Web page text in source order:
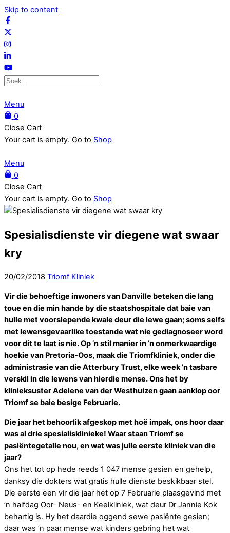
Skip to content
Menu
0
Close Cart
Your cart is empty. Go to Shop
Menu
0
Close Cart
Your cart is empty. Go to Shop
Spesialisdienste vir diegene wat swaar
kry
20/02/2018 Triomf Kliniek
Vir die behoeftige inwoners van Danville beteken die lang
toue en die min hande by die staatshospitale dat baie van
hulle met voorslepende kwale deur die lewe gaan; soms selfs
met lewensgevaarlike toestande wat nie gediagnoseer word
voor dit te laat is nie. Op ’n stil manier in ’n onmerkwaardige
hoekie van Pretoria-Oos, maak die Triomfkliniek, onder die
administrasie van die Atterbury Trust, elke week ’n tasbare
verskil in die lewens van hierdie mense. Ons het by
klinieksuster Adelene van der Westhuizen gaan aanklop oor
Triomf se baie besige Februarie.
Die jaar het behoorlik afgeskop met hoë impak, ons hoor daar
was al drie spesialisklinieke! Waar staan Triomf se
pasiëntegetalle nou, en wat was julle eerste kliniek van die
jaar?
Ons het tot op hede reeds 1 047 mense gesien en gehelp,
danksy die dokters wat gratis hulle dienste beskikbaar stel.
Die eerste een vir die jaar het op 7 Februarie plaasgevind met
’n halfdag Oor- Neus- en Keelkliniek, wat deur Dr Jannie Kok
behartig is. Hy het daardie oggend sewe pasiënte gesien;
daar was ’n paar mense wat kinders gebring het wat